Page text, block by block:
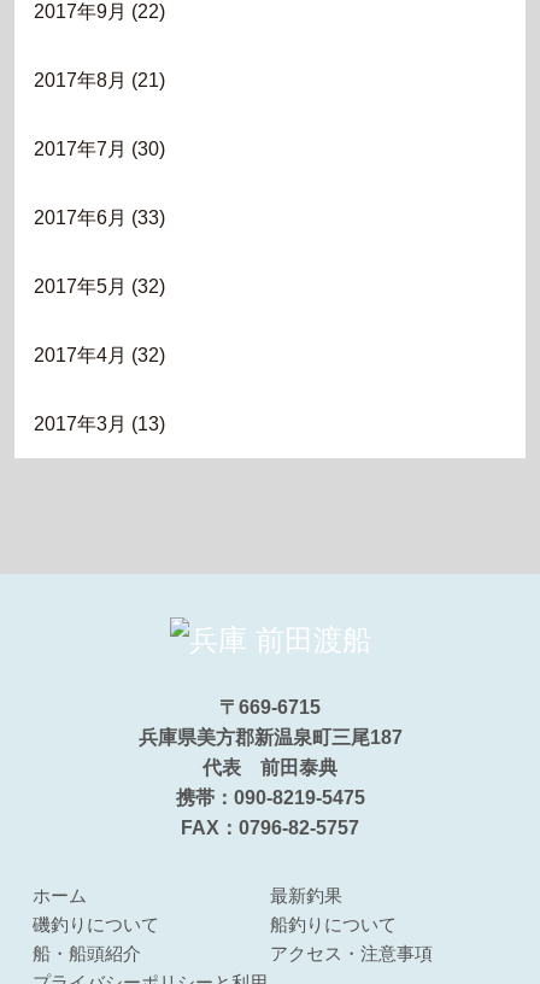
2017年9月 (22)
2017年8月 (21)
2017年7月 (30)
2017年6月 (33)
2017年5月 (32)
2017年4月 (32)
2017年3月 (13)
〒669-6715
兵庫県美方郡新温泉町三尾187
代表 前田泰典
携帯：090-8219-5475
FAX：0796-82-5757
ホーム
最新釣果
磯釣りについて
船釣りについて
船・船頭紹介
アクセス・注意事項